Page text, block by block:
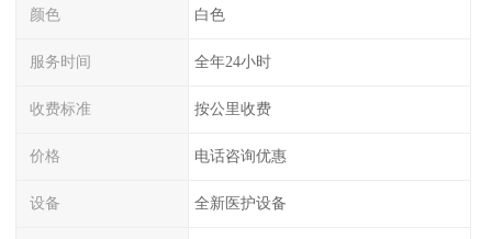
颜色 白色
服务时间 全年24小时
收费标准 按公里收费
价格 电话咨询优惠
设备 全新医护设备